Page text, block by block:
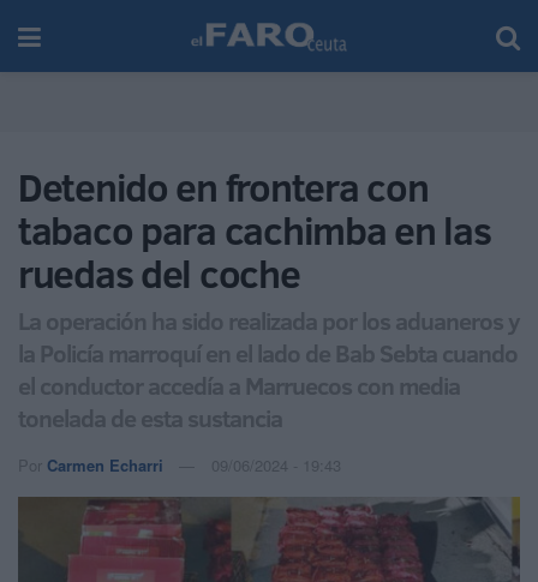
Detenido en frontera con
tabaco para cachimba en las
ruedas del coche
La operación ha sido realizada por los aduaneros y
la Policía marroquí en el lado de Bab Sebta cuando
el conductor accedía a Marruecos con media
tonelada de esta sustancia
Por Carmen Echarri 09/06/2024 - 19:43